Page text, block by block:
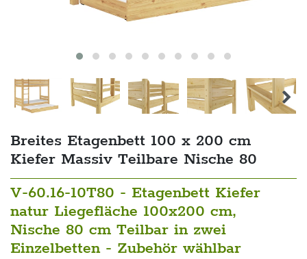
Breites Etagenbett 100 x 200 cm
Kiefer Massiv Teilbare Nische 80
V-60.16-10T80 - Etagenbett Kiefer
natur Liegefläche 100x200 cm,
Nische 80 cm Teilbar in zwei
Einzelbetten - Zubehör wählbar